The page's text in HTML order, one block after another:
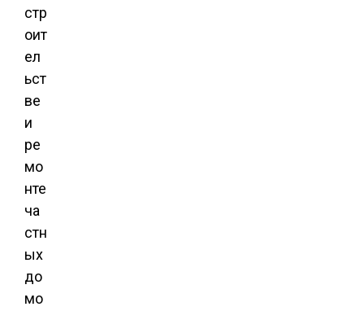
стр
оит
ел
ьст
ве
и
ре
мо
нте
ча
стн
ых
до
мо